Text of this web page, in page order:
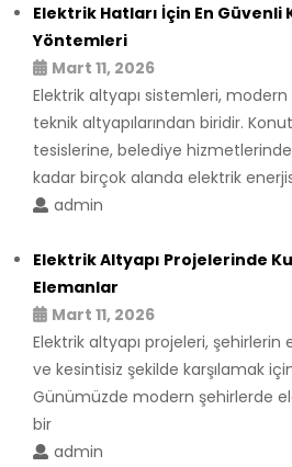
Elektrik Hatları İçin En Güvenli
Yöntemleri
Mart 11, 2026
Elektrik altyapı sistemleri,
teknik altyapılarından biridir.
tesislerine, belediye
kadar birçok alanda elektrik
admin
Elektrik Altyapı Projelerinde
Elemanlar
Mart 11, 2026
Elektrik altyapı projeleri, şehirlerin
ve kesintisiz şekilde karşılamak
Günümüzde modern şehirlerde
bir
admin